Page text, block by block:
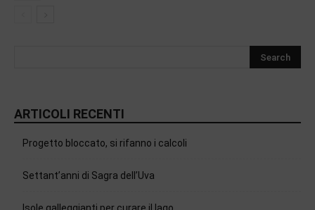
ARTICOLI RECENTI
Progetto bloccato, si rifanno i calcoli
Settant’anni di Sagra dell’Uva